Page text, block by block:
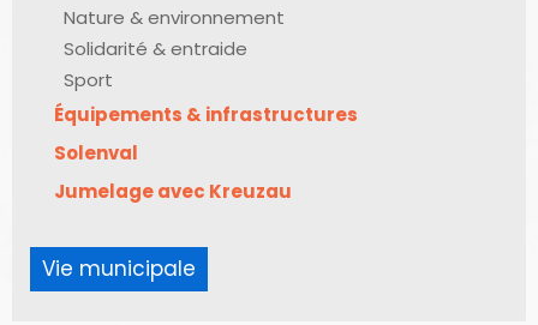
Nature & environnement
Solidarité & entraide
Sport
Équipements & infrastructures
Solenval
Jumelage avec Kreuzau
Vie municipale